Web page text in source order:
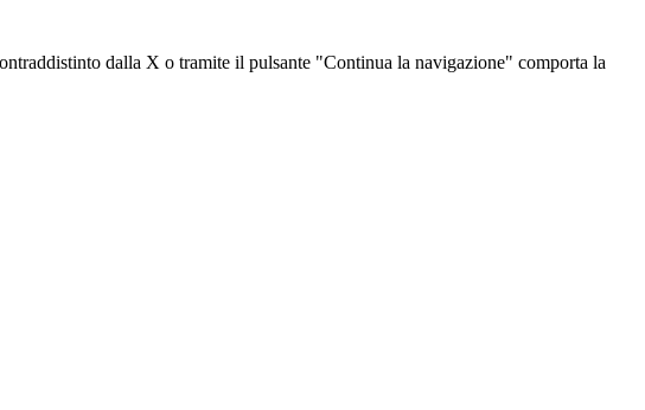
dalla X o tramite il pulsante "Continua la navigazione" comporta la